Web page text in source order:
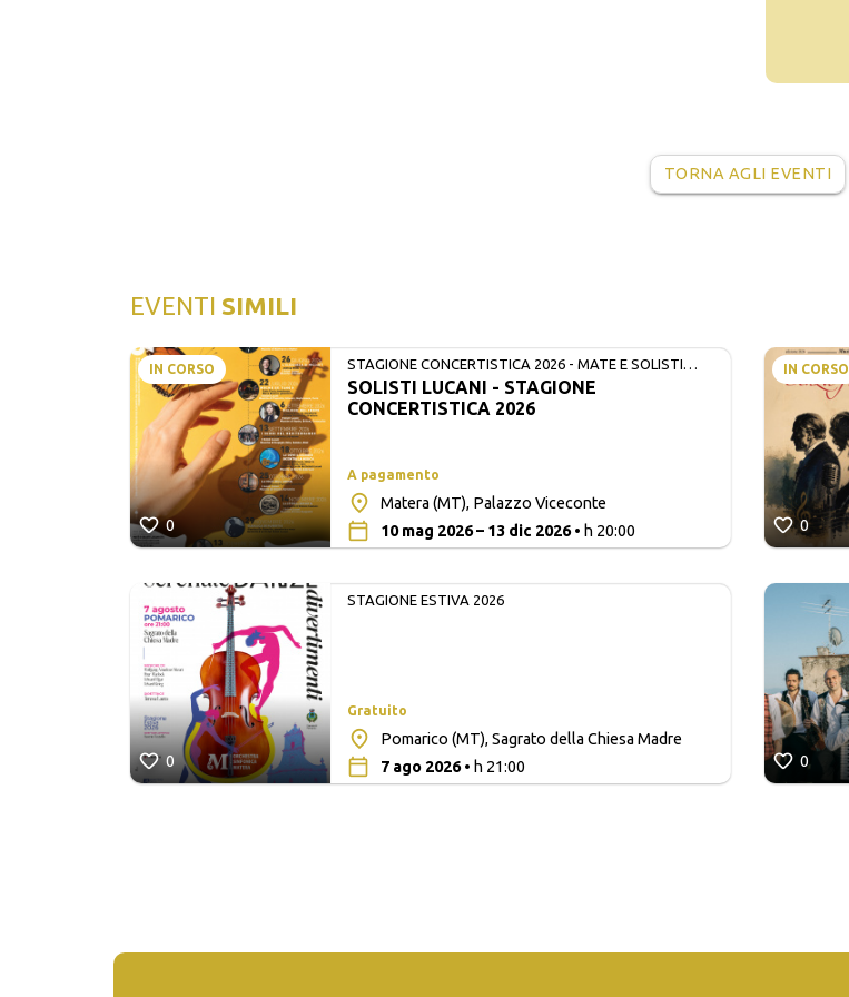
TORNA AGLI EVENTI
EVENTI SIMILI
IN CORSO
0
STAGIONE CONCERTISTICA 2026 - MATE E SOLISTI
LUCANI
SOLISTI LUCANI - STAGIONE
CONCERTISTICA 2026
A pagamento
Matera (MT), Palazzo Viceconte
10 mag 2026 – 13 dic 2026• h 20:00
0
STAGIONE ESTIVA 2026
Gratuito
Pomarico (MT), Sagrato della Chiesa Madre
7 ago 2026• h 21:00
IN CORSO
0
0